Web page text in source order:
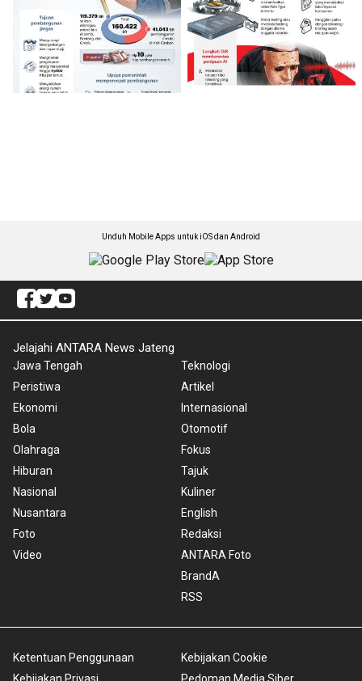
Unduh Mobile Apps untuk iOS dan Android
Jelajahi ANTARA News Jateng
Jawa Tengah
Peristiwa
Ekonomi
Bola
Olahraga
Hiburan
Nasional
Nusantara
Foto
Video
Teknologi
Artikel
Internasional
Otomotif
Fokus
Tajuk
Kuliner
English
Redaksi
ANTARA Foto
BrandA
RSS
Ketentuan Penggunaan
Kebijakan Privasi
Kebijakan Cookie
Pedoman Media Siber